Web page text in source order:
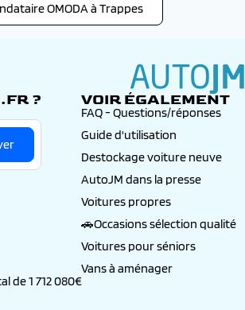
OMODA à Trappes
autojm.fr
? VOIR ÉGALEMENT
FAQ - Questions/réponses
Guide d'utilisation
Destockage voiture neuve
AutoJM dans la presse
Voitures propres
🚗Occasions sélection qualité
Voitures pour séniors
Vans à aménager
de 1 712 080€